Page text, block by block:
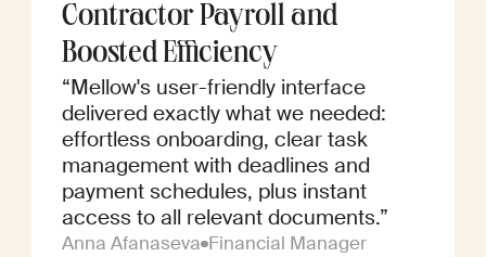
Contractor Payroll and
Boosted Efficiency
“Mellow's user-friendly interface
delivered exactly what we needed:
effortless onboarding, clear task
management with deadlines and
payment schedules, plus instant
access to all relevant documents.”
Anna Afanaseva Financial Manager